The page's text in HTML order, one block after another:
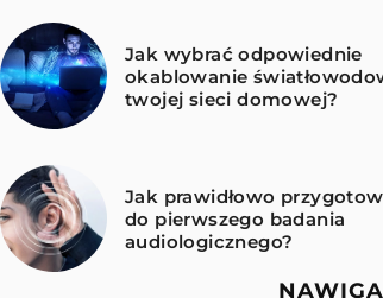
Jak wybrać odpowiednie
okablowanie
twojej sieci domowej?
Jak prawidłowo
do pierwszego badania
audiologicznego?